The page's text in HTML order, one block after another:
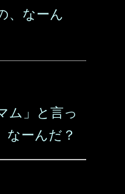
、なーん
ム」と言っ
なーんだ？